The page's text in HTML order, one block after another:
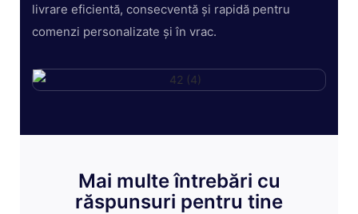
livrare eficientă, consecventă și rapidă pentru
comenzi personalizate și în vrac.
Mai multe întrebări cu
răspunsuri pentru tine